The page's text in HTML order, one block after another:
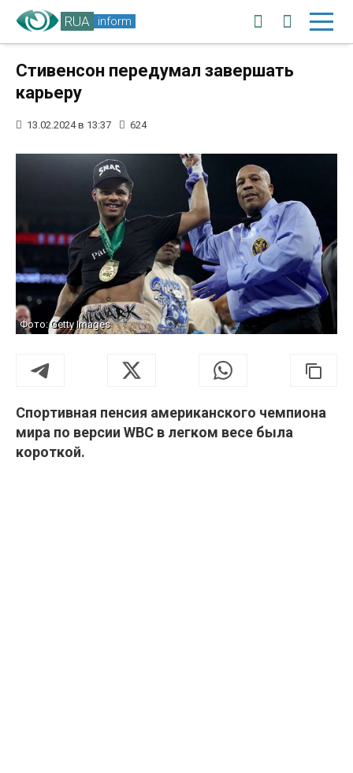
RUA inform
Стивенсон передумал завершать
карьеру
13.02.2024 в 13:37 624
Фото: Getty Images
Спортивная пенсия американского чемпиона
мира по версии WBC в легком весе была
короткой.